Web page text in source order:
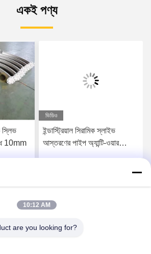
একই পণ্য
স্লিভ
10mm
ভিডিও
ইন্ডাস্ট্রিয়াল সিরামিক স্লাইভ
আস্তরণের পাইপ অ্যান্টি-ওয়ার
10:12 AM
are you looking for?